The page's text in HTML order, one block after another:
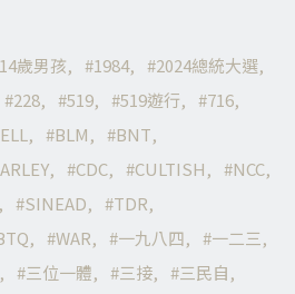
14歲男孩 1984
2024總統大選
228 519 519遊行
716
BLM
BNT
CDC CULTISH
NCC
SINEAD
TDR
WAR 一九八四
一二三
三位一體 三接
三民自